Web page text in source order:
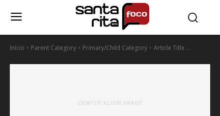
Início Parent Category Primary/Child Category Article Title ...